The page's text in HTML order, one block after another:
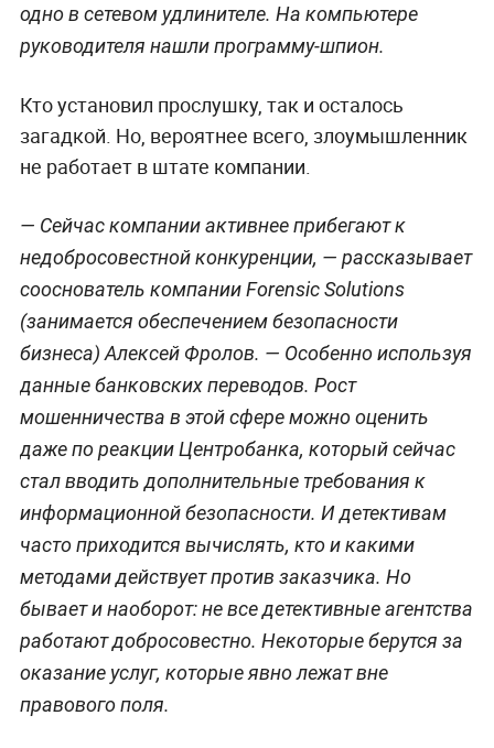
одно в сетевом удлинителе. На компьютере
руководителя нашли программу-шпион.
Кто установил прослушку, так и осталось
загадкой. Но, вероятнее всего, злоумышленник
не работает в штате компании.
— Сейчас компании активнее прибегают к
недобросовестной конкуренции, — рассказывает
сооснователь компании Forensic Solutions
(занимается обеспечением безопасности
бизнеса) Алексей Фролов. — Особенно используя
данные банковских переводов. Рост
мошенничества в этой сфере можно оценить
даже по реакции Центробанка, который сейчас
стал вводить дополнительные требования к
информационной безопасности. И детективам
часто приходится вычислять, кто и какими
методами действует против заказчика. Но
бывает и наоборот: не все детективные агентства
работают добросовестно. Некоторые берутся за
оказание услуг, которые явно лежат вне
правового поля.